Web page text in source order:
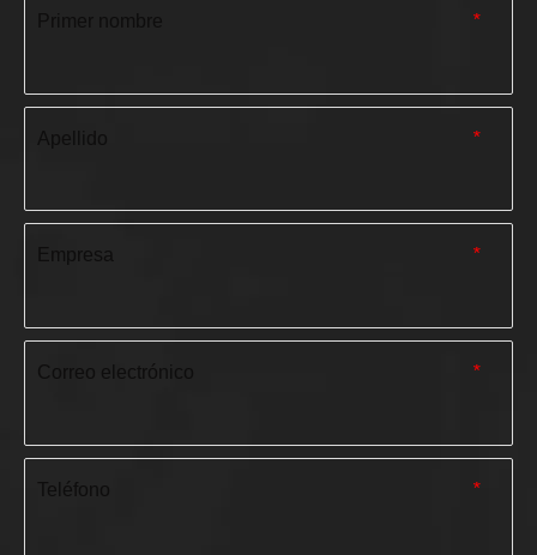
*
*
*
Empresa
*
Correo electrónico
*
Teléfono